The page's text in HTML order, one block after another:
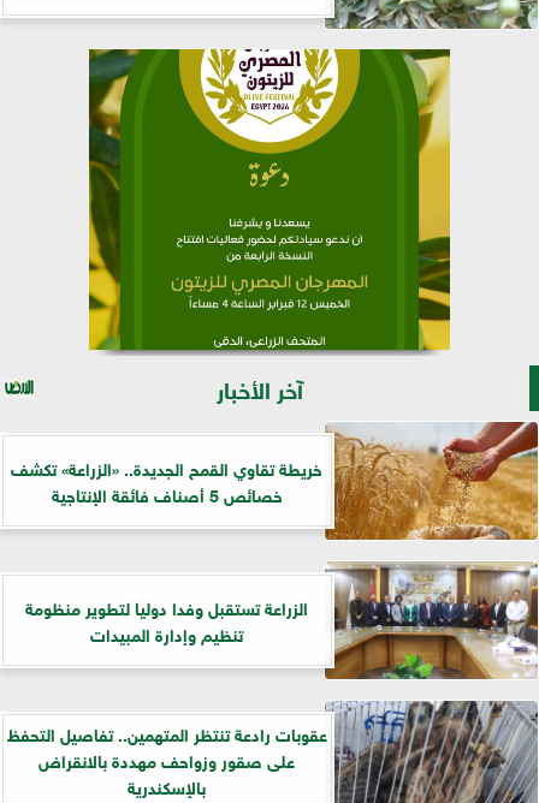
آخر الأخبار
خريطة تقاوي القمح الجديدة.. «الزراعة» تكشف
خصائص 5 أصناف فائقة الإنتاجية
الزراعة تستقبل وفدا دوليا لتطوير منظومة
تنظيم وإدارة المبيدات
عقوبات رادعة تنتظر المتهمين.. تفاصيل التحفظ
على صقور وزواحف مهددة بالانقراض
بالإسكندرية